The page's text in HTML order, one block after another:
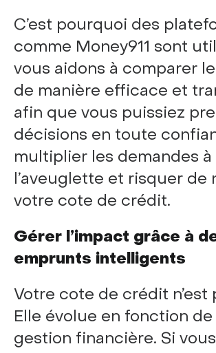
C’est pourquoi des
comme Money911 sont
vous aidons à comparer
de manière efficace et
afin que vous puissiez
décisions en toute
multiplier les demandes à
l’aveuglette et risquer de
votre cote de crédit.
Gérer l’impact grâce à
emprunts intelligents
Votre cote de crédit n’est
Elle évolue en fonction
gestion financière. Si